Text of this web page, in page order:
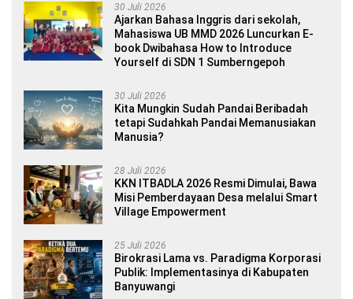
30 Juli 2026
Ajarkan Bahasa Inggris dari sekolah,
Mahasiswa UB MMD 2026 Luncurkan E-
book Dwibahasa How to Introduce
Yourself di SDN 1 Sumberngepoh
30 Juli 2026
Kita Mungkin Sudah Pandai Beribadah
tetapi Sudahkah Pandai Memanusiakan
Manusia?
28 Juli 2026
KKN ITBADLA 2026 Resmi Dimulai, Bawa
Misi Pemberdayaan Desa melalui Smart
Village Empowerment
25 Juli 2026
Birokrasi Lama vs. Paradigma Korporasi
Publik: Implementasinya di Kabupaten
Banyuwangi